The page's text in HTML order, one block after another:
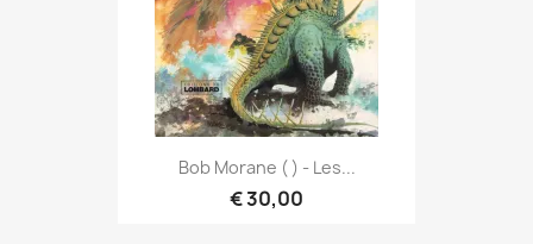
Bob Morane ( ) - Les...
€ 30,00